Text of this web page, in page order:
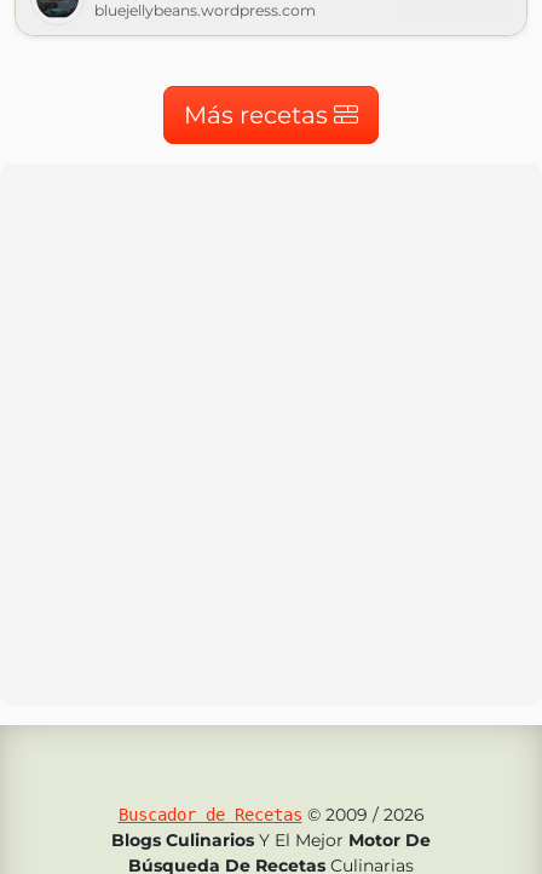
bluejellybeans.wordpress.com
Más recetas
Buscador de Recetas © 2009 / 2026
Blogs Culinarios Y El Mejor Motor De
Búsqueda De Recetas Culinarias